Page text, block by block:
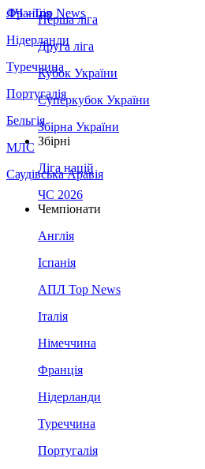
Франція
Нідерланди
Туреччина
Португалія
Бельгія
МЛС
Саудівська Аравія
ЛЧ - Top News
Перша ліга
Друга ліга
Кубок України
Суперкубок України
Збірна України
Збірні
Ліга націй
ЧС 2026
Чемпіонати
Англія
Іспанія
АПЛ Top News
Італія
Німеччина
Франція
Нідерланди
Туреччина
Португалія